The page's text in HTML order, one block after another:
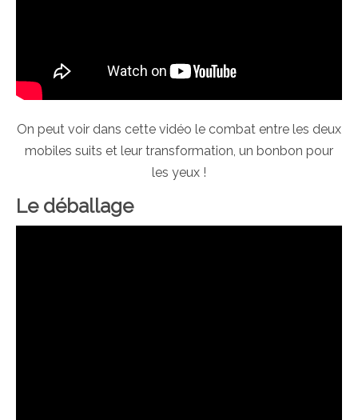
On peut voir dans cette vidéo le combat entre les deux
mobiles suits et leur transformation, un bonbon pour
les yeux !
Le déballage